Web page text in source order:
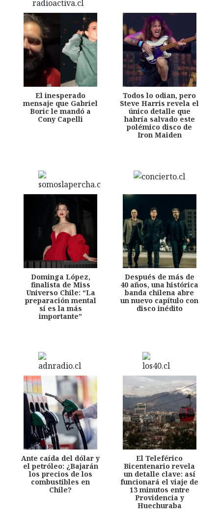
El inesperado
mensaje que Gabriel
Boric le mandó a
Cony Capelli
Todos lo odian, pero
Steve Harris revela el
único detalle que
habría salvado este
polémico disco de
Iron Maiden
Dominga López,
finalista de Miss
Universo Chile: “La
preparación mental
sí es la más
importante”
Después de más de
40 años, una histórica
banda chilena abre
un nuevo capítulo con
disco inédito
Ante caída del dólar y
el petróleo: ¿Bajarán
los precios de los
combustibles en
Chile?
El Teleférico
Bicentenario revela
un detalle clave: así
funcionará el viaje de
13 minutos entre
Providencia y
Huechuraba